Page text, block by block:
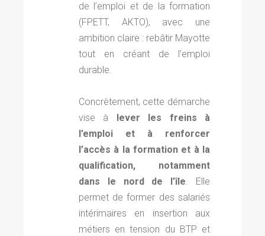
de l’emploi et de la formation
(FPETT, AKTO), avec une
ambition claire : rebâtir Mayotte
tout en créant de l’emploi
durable.
Concrètement, cette démarche
vise à lever les freins à
l’emploi et à renforcer
l’accès à la formation et à la
qualification, notamment
dans le nord de l’île. Elle
permet de former des salariés
intérimaires en insertion aux
métiers en tension du BTP et